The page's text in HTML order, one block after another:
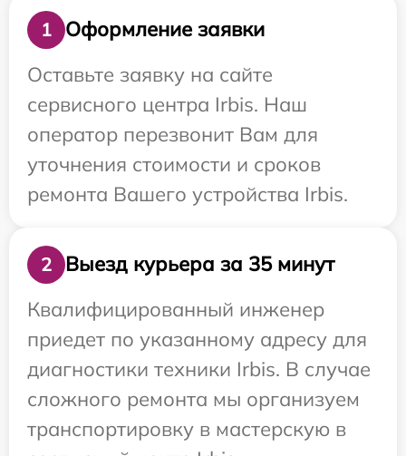
1
Оформление заявки
Оставьте заявку на сайте
сервисного центра Irbis. Наш
оператор перезвонит Вам для
уточнения стоимости и сроков
ремонта Вашего устройства Irbis.
2
Выезд курьера за 35 минут
Квалифицированный инженер
приедет по указанному адресу для
диагностики техники Irbis. В случае
сложного ремонта мы организуем
транспортировку в мастерскую в